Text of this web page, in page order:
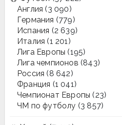
Англия (3 090)
Германия (779)
Испания (2 639)
Италия (1 201)
Лига Европы (195)
Лига чемпионов (843)
Россия (8 642)
Франция (1 041)
Чемпионат Европы (23)
ЧМ по футболу (3 857)